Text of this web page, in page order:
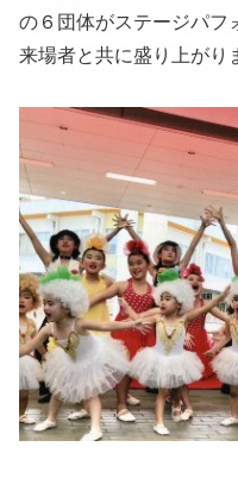
の６団体がステージパフ
来場者と共に盛り上がり